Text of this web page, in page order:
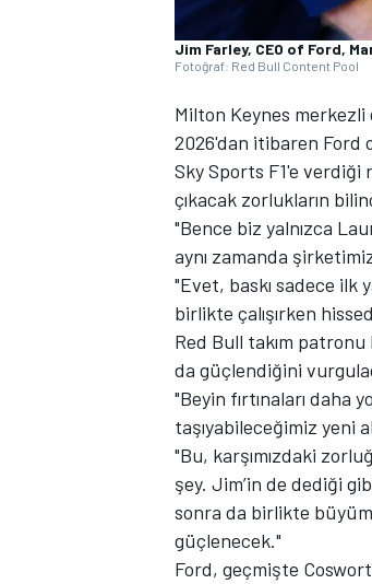
WRC
TÜRK SPORCULAR
Jim Farley, CEO of Ford,
Fotoğraf: Red Bull Content Pool
Milton Keynes merkezli
2026'dan itibaren Ford
Sky Sports F1'e verdiği
çıkacak zorlukların
"Bence biz yalnızca
aynı zamanda
"Evet, baskı sadece ilk
birlikte çalışırken
Red Bull takım
da güçlendiğini
"Beyin fırtınaları
taşıyabileceğimiz yeni
"Bu, karşımızdaki
şey. Jim’in de dediği
sonra da birlikte
güçlenecek."
Ford, geçmişte